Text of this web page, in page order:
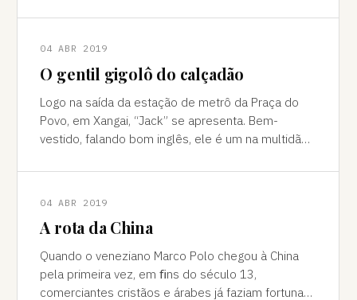
04 ABR 2019
O gentil gigolô do calçadão
Logo na saída da estação de metrô da Praça do
Povo, em Xangai, “Jack” se apresenta. Bem-
vestido, falando bom inglês, ele é um na multidão
04 ABR 2019
A rota da China
Quando o veneziano Marco Polo chegou à China
pela primeira vez, em ﬁns do século 13,
comerciantes cristãos e árabes já faziam fortuna